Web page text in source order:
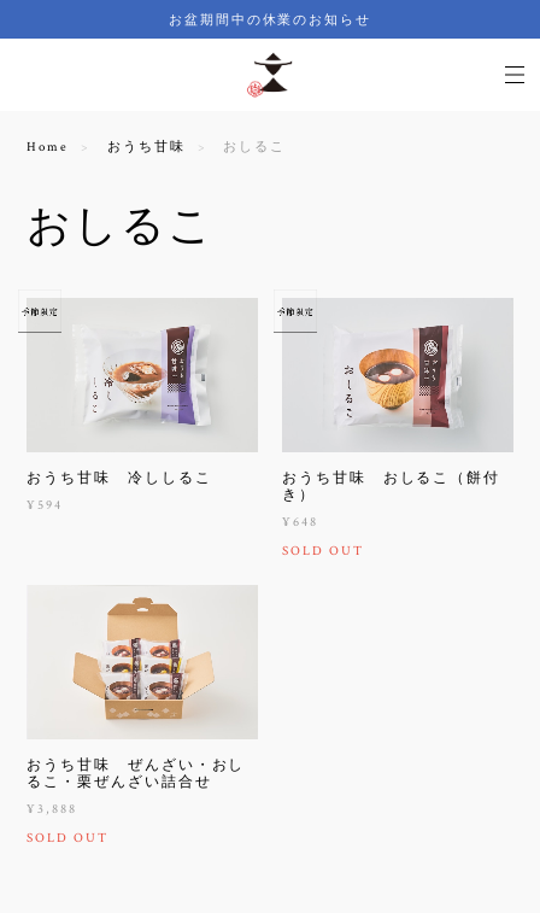
お盆期間中の休業のお知らせ
Home おうち甘味 おしるこ
おしるこ
おうち甘味 冷ししるこ
¥594
おうち甘味 おしるこ（餅付
き）
¥648
SOLD OUT
おうち甘味 ぜんざい・おし
るこ・栗ぜんざい詰合せ
¥3,888
SOLD OUT